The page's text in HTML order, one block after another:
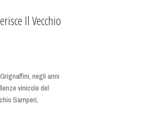
Il Vecchio
negli anni
vinicole del
Samperi,